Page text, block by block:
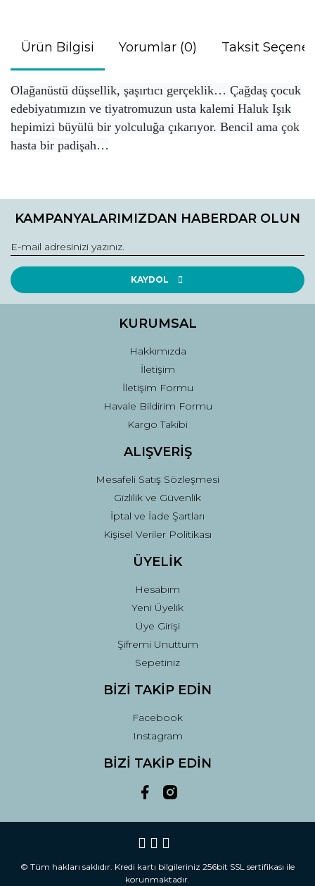
Ürün Bilgisi Yorumlar (0) Taksit
Olağanüstü düşsellik, şaşırtıcı gerçeklik… Çağdaş çocuk
edebiyatımızın ve tiyatromuzun usta kalemi Haluk Işık
hepimizi büyülü bir yolculuğa çıkarıyor. Bencil ama çok
hasta bir padişah…
konularda yetersiz gördüğünüz noktaları öneri formunu
Görüş ve önerileriniz için teşekkür ederiz.
Ürün resmi kalitesiz, bozuk veya görüntülenemiyor.
Ürün açıklamasında eksik bilgiler bulunuyor.
Ürün fiyatı diğer sitelerden daha pahalı.
Gönder
KAMPANYALARIMIZDAN HABERDAR OLUN
KAYDOL
KURUMSAL
Hakkımızda
İletişim
İletişim Formu
Havale Bildirim Formu
Kargo Takibi
ALIŞVERİŞ
Mesafeli Satış Sözleşmesi
Gizlilik ve Güvenlik
İptal ve İade Şartları
Kişisel Veriler Politikası
ÜYELİK
Hesabım
Yeni Üyelik
Üye Girişi
Şifremi Unuttum
Sepetiniz
BİZİ TAKİP EDİN
Facebook
Instagram
BİZİ TAKİP EDİN
© Tüm hakları saklıdır. Kredi kartı bilgileriniz 256bit SSL sertifikası ile
korunmaktadır.